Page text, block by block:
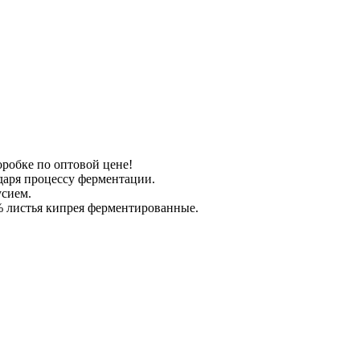
по оптовой цене!
процессу ферментации.
листья кипрея ферментированные.